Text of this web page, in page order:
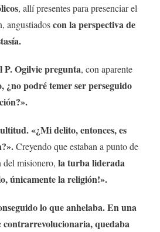
, allí presentes para presenciar el
angustiadoscon la perspectiva de
P. Ogilvie pregunta, con aparente
¿no podré temer ser perseguido
«¿Mi delito, entonces, es
Creyendo que estaban a punto de
del misionero, la turba liderada
únicamente la religión!».
lo que anhelaba. En una
contrarrevolucionaria, quedaba